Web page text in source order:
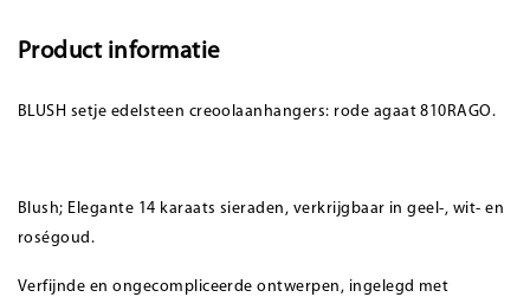
Product informatie
BLUSH setje edelsteen creoolaanhangers: rode agaat 810RAGO.
Blush; Elegante 14 karaats sieraden, verkrijgbaar in geel-, wit- en
roségoud.
Verfijnde en ongecompliceerde ontwerpen, ingelegd met